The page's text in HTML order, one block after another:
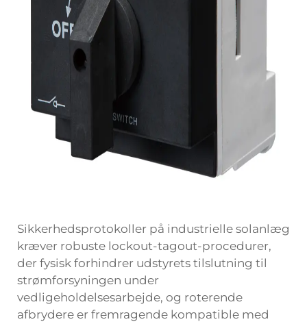
Sikkerhedsprotokoller på industrielle solanlæg
kræver robuste lockout-tagout-procedurer,
der fysisk forhindrer udstyrets tilslutning til
strømforsyningen under
vedligeholdelsesarbejde, og roterende
afbrydere er fremragende kompatible med